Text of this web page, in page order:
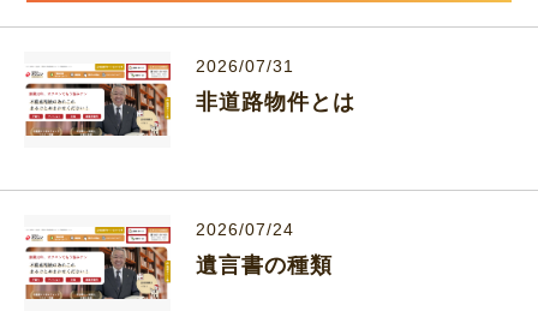
2026/07/31
非道路物件とは
2026/07/24
遺言書の種類